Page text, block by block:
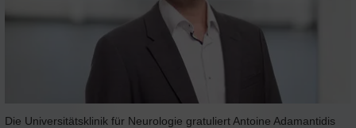
Die Universitätsklinik für Neurologie gratuliert Antoine Adamantidis